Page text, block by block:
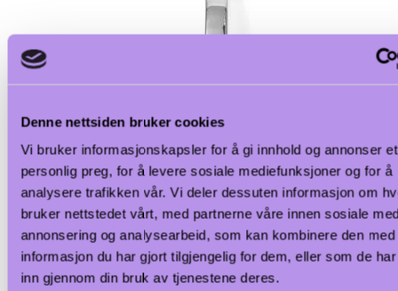
Denne nettsiden bruker cookies
Vi bruker informasjonskapsler for å gi innhold og annonser et
personlig preg, for å levere sosiale mediefunksjoner og for å
analysere trafikken vår. Vi deler dessuten informasjon om
bruker nettstedet vårt, med partnerne våre innen sosiale
annonsering og analysearbeid, som kan kombinere den med
informasjon du har gjort tilgjengelig for dem, eller som de
inn gjennom din bruk av tjenestene deres.